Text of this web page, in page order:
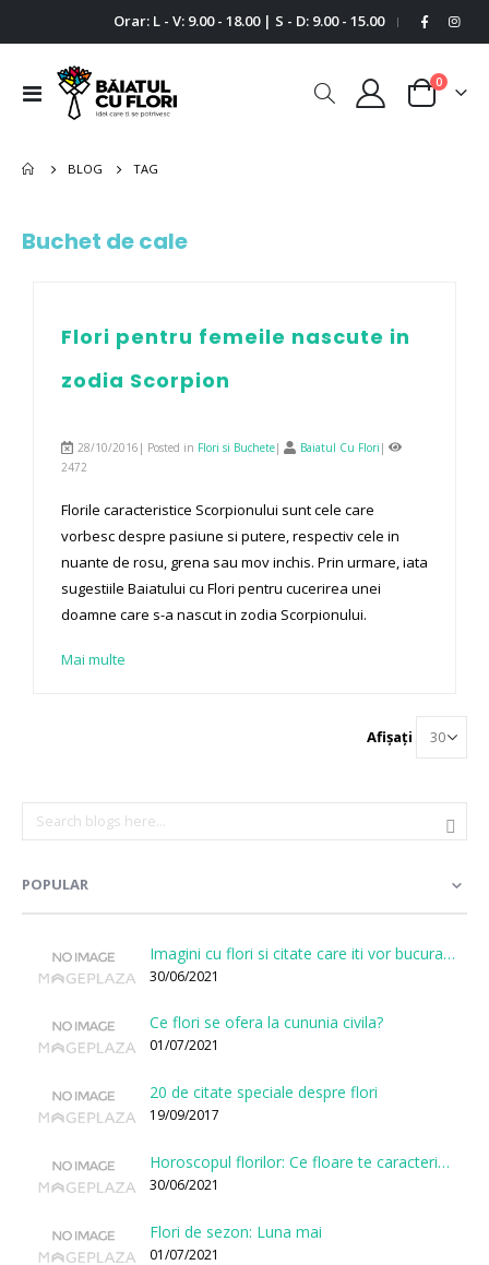
Orar: L - V: 9.00 - 18.00 | S - D: 9.00 - 15.00 |
Comutare
Cart
0
BLOG TAG
Buchet de cale
Flori pentru femeile nascute in
zodia Scorpion
28/10/2016| Posted in Flori si Buchete| Baiatul Cu Flori |
2472
Florile caracteristice Scorpionului sunt cele care
vorbesc despre pasiune si putere, respectiv cele in
nuante de rosu, grena sau mov inchis. Prin urmare, iata
sugestiile Baiatului cu Flori pentru cucerirea unei
doamne care s-a nascut in zodia Scorpionului.
Mai multe
Afișați
POPULAR
Imagini cu flori si citate care iti vor bucura sufletul
30/06/2021
Ce flori se ofera la cununia civila?
01/07/2021
20 de citate speciale despre flori
19/09/2017
Horoscopul florilor: Ce floare te caracterizeaza in functie de ziua nasterii?
30/06/2021
Flori de sezon: Luna mai
01/07/2021